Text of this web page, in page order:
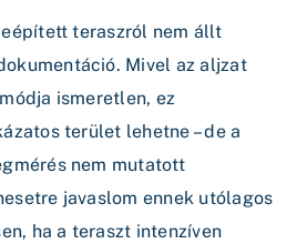
teraszról nem állt
Mivel az aljzat
ismeretlen, ez
terület lehetne – de a
nem mutatott
javaslom ennek utólagos
ha a teraszt intenzíven